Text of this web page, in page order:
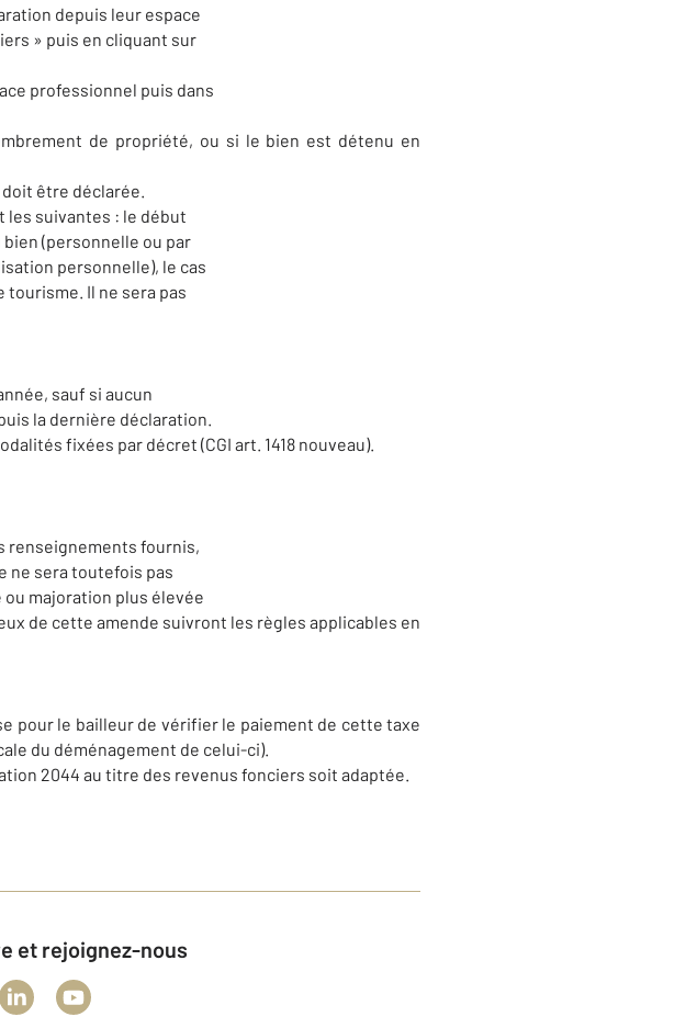
depuis leur espace
» puis en cliquant sur
professionnel puis dans
de propriété, ou si le bien est détenu en
doit être déclarée.
les suivantes : le début
(personnelle ou par
personnelle), le cas
tourisme. Il ne sera pas
sauf si aucun
la dernière déclaration.
fixées par décret (CGI art. 1418 nouveau).
renseignements fournis,
ne sera toutefois pas
majoration plus élevée
de cette amende suivront les règles applicables en
pour le bailleur de vérifier le paiement de cette taxe
du déménagement de celui-ci).
2044 au titre des revenus fonciers soit adaptée.
et rejoignez-nous